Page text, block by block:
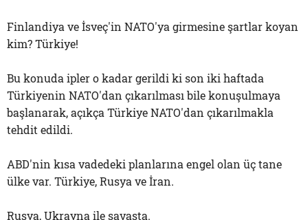
Finlandiya ve İsveç'in NATO'ya girmesine şartlar koyan
kim? Türkiye!
Bu konuda ipler o kadar gerildi ki son iki haftada
Türkiyenin NATO'dan çıkarılması bile konuşulmaya
başlanarak, açıkça Türkiye NATO'dan çıkarılmakla
tehdit edildi.
ABD'nin kısa vadedeki planlarına engel olan üç tane
ülke var. Türkiye, Rusya ve İran.
Rusya, Ukrayna ile savaşta.